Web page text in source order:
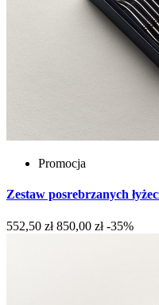
Promocja
Zestaw posrebrzanych
552,50 zł 850,00 zł -35%